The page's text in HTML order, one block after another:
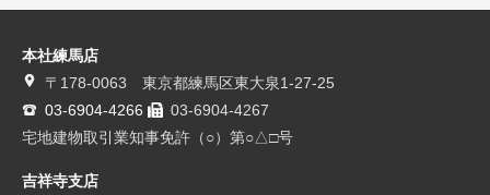
本社練馬店
〒178-0063 東京都練馬区東大泉1-27-25
03-6904-4266
03-6904-4267
宅地建物取引業知事免許（○）第○△□号
吉祥寺支店